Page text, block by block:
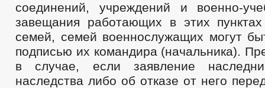
соединений, учреждений и военно-
завещания работающих в этих
семей, семей военнослужащих могут
подписью их командира (начальника).
в случае, если заявление
наследства либо об отказе от него